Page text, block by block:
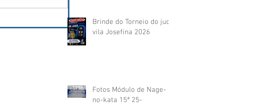
Brinde do Torneio do judô
vila Josefina 2026
Fotos Módulo de Nage-
no-kata 15ª 25-